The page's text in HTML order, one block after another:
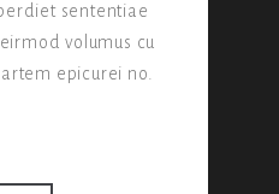
sententiae
volumus cu
epicurei no.